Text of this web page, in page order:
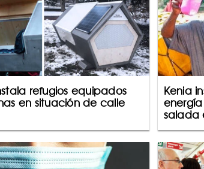
refugios equipados
en situación de calle
Kenia
salada